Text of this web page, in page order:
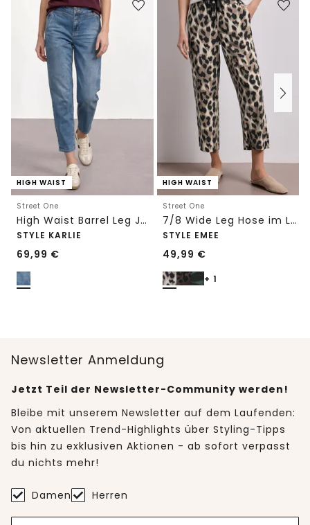
HIGH WAIST
Street One
High Waist Barrel Leg Jeans im Loose Fit
STYLE KARLIE
69,99 €
HIGH WAIST
Street One
7/8 Wide Leg Hose im Loose Fit mit Print
STYLE EMEE
49,99 €
+ 1
Newsletter Anmeldung
Jetzt Teil der Newsletter-Community werden!
Bleibe mit unserem Newsletter auf dem Laufenden:
Von aktuellen Trend-Highlights über Styling-Tipps
bis hin zu exklusiven Aktionen - ab sofort verpasst
du nichts mehr!
Damen Herren